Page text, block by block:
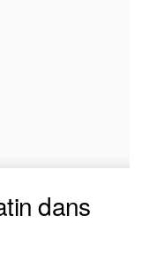
dans